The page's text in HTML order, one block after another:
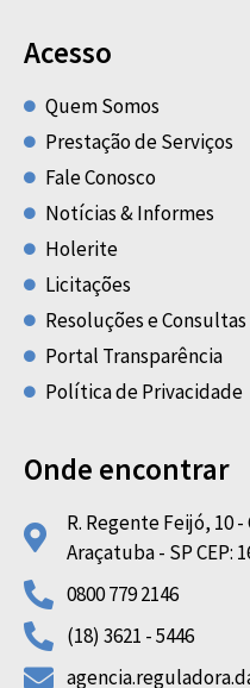
Acesso
Quem Somos
Prestação de Serviços
Fale Conosco
Notícias & Informes
Holerite
Licitações
Resoluções e Consultas
Portal Transparência
Política de Privacidade
Onde encontrar
R. Regente Feijó, 10
Araçatuba - SP CEP:
0800 779 2146
(18) 3621 - 5446